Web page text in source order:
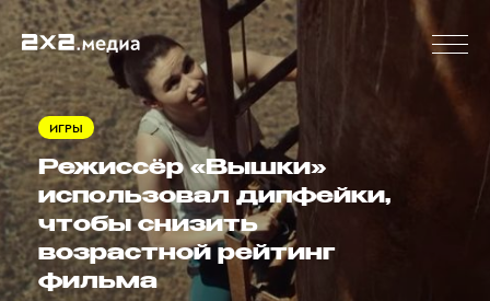
ИГРЫ
Режиссёр «Вышки»
использовал дипфейки,
чтобы снизить
возрастной рейтинг
фильма